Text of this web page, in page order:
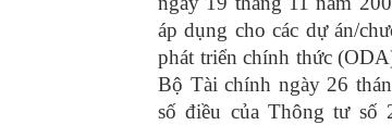
áp dụng cho các dự án/
phát triển chính thức
Bộ Tài chính ngày 26
số điều của Thông tư số